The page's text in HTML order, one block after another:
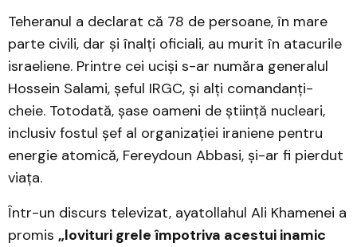
Teheranul a declarat că 78 de persoane, în mare
parte civili, dar și înalți oficiali, au murit în atacurile
israeliene. Printre cei uciși s-ar număra generalul
Hossein Salami, șeful IRGC, și alți comandanți-
cheie. Totodată, șase oameni de știință nucleari,
inclusiv fostul șef al organizației iraniene pentru
energie atomică, Fereydoun Abbasi, și-ar fi pierdut
viața.
Într-un discurs televizat, ayatollahul Ali Khamenei a
promis „lovituri grele împotriva acestui inamic